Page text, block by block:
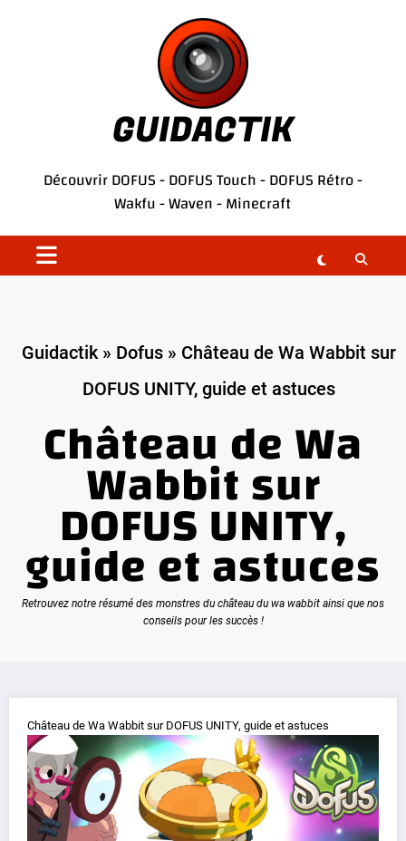
GUIDACTIK
DécouvrirDOFUS-DOFUS Touch-DOFUS Rétro-
Wakfu-Waven-Minecraft
Guidactik» Dofus » Château de Wa Wabbit sur
DOFUS UNITY, guide et astuces
Château de Wa
Wabbit sur
DOFUS UNITY,
guide et astuces
Retrouvez notre résumé des monstres du château du wa wabbit ainsi que nos
conseils pour les succès !
Château de Wa Wabbit sur DOFUS UNITY, guide et astuces